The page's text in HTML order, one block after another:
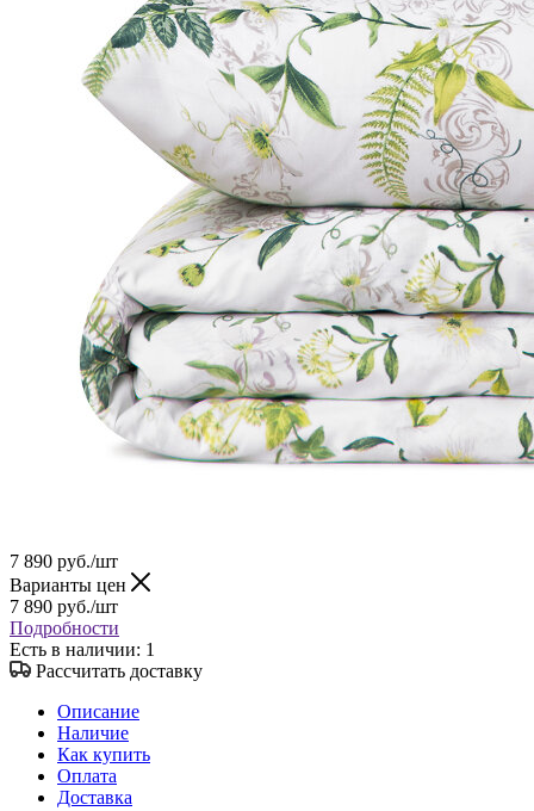
7 890 руб./шт
Варианты цен
7 890 руб./шт
Подробности
Есть в наличии: 1
Рассчитать доставку
Описание
Наличие
Как купить
Оплата
Доставка